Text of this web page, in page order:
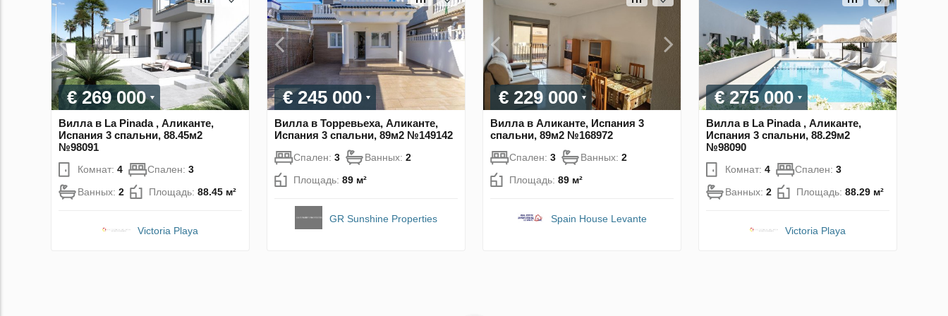
€ 269 000
Вилла в La Pinada , Аликанте,
Испания 3 спальни, 88.45м2
№98091
Комнат: 4 Спален: 3
Ванных: 2 Площадь: 88.45 м²
Victoria Playa
€ 245 000
Вилла в Торревьеха, Аликанте,
Испания 3 спальни, 89м2 №149142
Спален: 3 Ванных: 2
Площадь: 89 м²
GR Sunshine Properties
€ 229 000
Вилла в Аликанте, Испания 3
спальни, 89м2 №168972
Спален: 3 Ванных: 2
Площадь: 89 м²
Spain House Levante
€ 275 000
Вилла в La Pinada , Аликанте,
Испания 3 спальни, 88.29м2
№98090
Комнат: 4 Спален: 3
Ванных: 2 Площадь: 88.29 м²
Victoria Playa